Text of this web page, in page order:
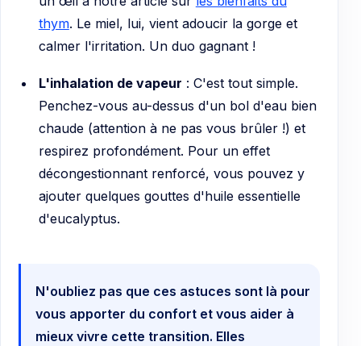
thym. Le miel, lui, vient adoucir la gorge et
calmer l'irritation. Un duo gagnant !
L'inhalation de vapeur : C'est tout simple.
Penchez-vous au-dessus d'un bol d'eau bien
chaude (attention à ne pas vous brûler !) et
respirez profondément. Pour un effet
décongestionnant renforcé, vous pouvez y
ajouter quelques gouttes d'huile essentielle
d'eucalyptus.
N'oubliez pas que ces astuces sont là pour
vous apporter du confort et vous aider à
mieux vivre cette transition. Elles